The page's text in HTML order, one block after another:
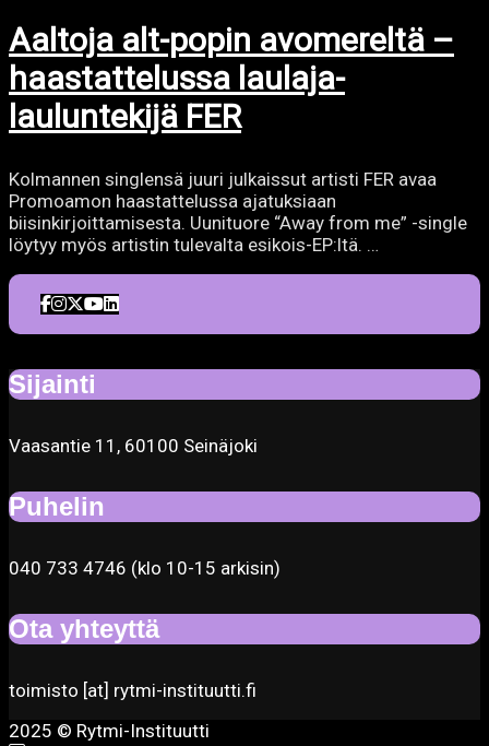
Aaltoja alt-popin avomereltä –
haastattelussa laulaja-
lauluntekijä FER
Kolmannen singlensä juuri julkaissut artisti FER avaa
Promoamon haastattelussa ajatuksiaan
biisinkirjoittamisesta. Uunituore “Away from me” -single
löytyy myös artistin tulevalta esikois-EP:ltä. …
Sijainti
Vaasantie 11, 60100 Seinäjoki
Puhelin
040 733 4746 (klo 10-15 arkisin)
Ota yhteyttä
toimisto [at] rytmi-instituutti.fi
2025 © Rytmi-Instituutti